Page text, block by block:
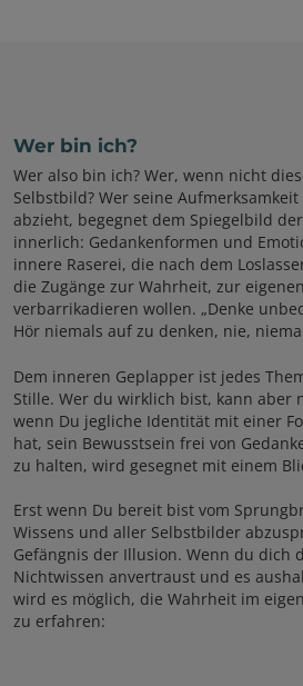
Wer bin ich?
Wer also bin ich? Wer, wenn nicht
Selbstbild? Wer seine
abzieht, begegnet dem Spiegelbild
innerlich: Gedankenformen und
innere Raserei, die nach dem
die Zugänge zur Wahrheit, zur
verbarrikadieren wollen. „Denke
Hör niemals auf zu denken, nie,
Dem inneren Geplapper ist jedes
Stille. Wer du wirklich bist, kann aber
wenn Du jegliche Identität mit einer
hat, sein Bewusstsein frei von
zu halten, wird gesegnet mit einem
Erst wenn Du bereit bist vom
Wissens und aller Selbstbilder
Gefängnis der Illusion. Wenn du dich
Nichtwissen anvertraust und es
wird es möglich, die Wahrheit im
zu erfahren: